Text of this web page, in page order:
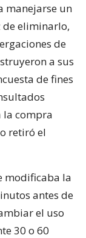
manejarse un
de eliminarlo,
de
a sus
de fines
la compra
retiró el
modificaba la
antes de
el uso
30 o 60